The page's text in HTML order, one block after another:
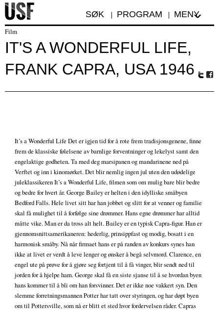
SØK PROGRAM MENY
Film
IT'S A WONDERFUL LIFE,
FRANK CAPRA, USA 1946
It’s a Wonderful Life Det er igjen tid for å rote frem tradisjonsgenene, finne
frem de klassiske følelsene av barnlige forventninger og lekelyst samt den
engelaktige godheten. Ta med deg marsipanen og mandarinene ned på
Verftet og inn i kinomørket. Det blir nemlig ingen jul uten den udødelige
juleklassikeren It’s a Wonderful Life, filmen som om mulig bare blir bedre
og bedre for hvert år. George Bailey er helten i den idylliske småbyen
Bedford Falls. Hele livet sitt har han jobbet og slitt for at venner og familie
skal få mulighet til å forfølge sine drømmer. Hans egne drømmer har alltid
måtte vike. Man er da tross alt helt. Bailey er en typisk Capra-figur. Han er
gjennomsnittsamerikaneren: hederlig, prinsippfast og modig, bosatt i en
harmonisk småby. Nå når firmaet hans er på randen av konkurs synes han
ikke at livet er verdt å leve lenger og ønsker å begå selvmord. Clarence, en
engel ute på prøve for å gjøre seg fortjent til å få vinger, blir sendt ned til
jorden for å hjelpe ham. George skal få en siste sjanse til å se hvordan byen
hans kommer til å bli om han forsvinner. Det er ikke noe vakkert syn. Den
slemme forretningsmannen Potter har tatt over styringen, og har døpt byen
om til Pottersville, som nå er blitt et sted hvor fordervelsen råder. Capras